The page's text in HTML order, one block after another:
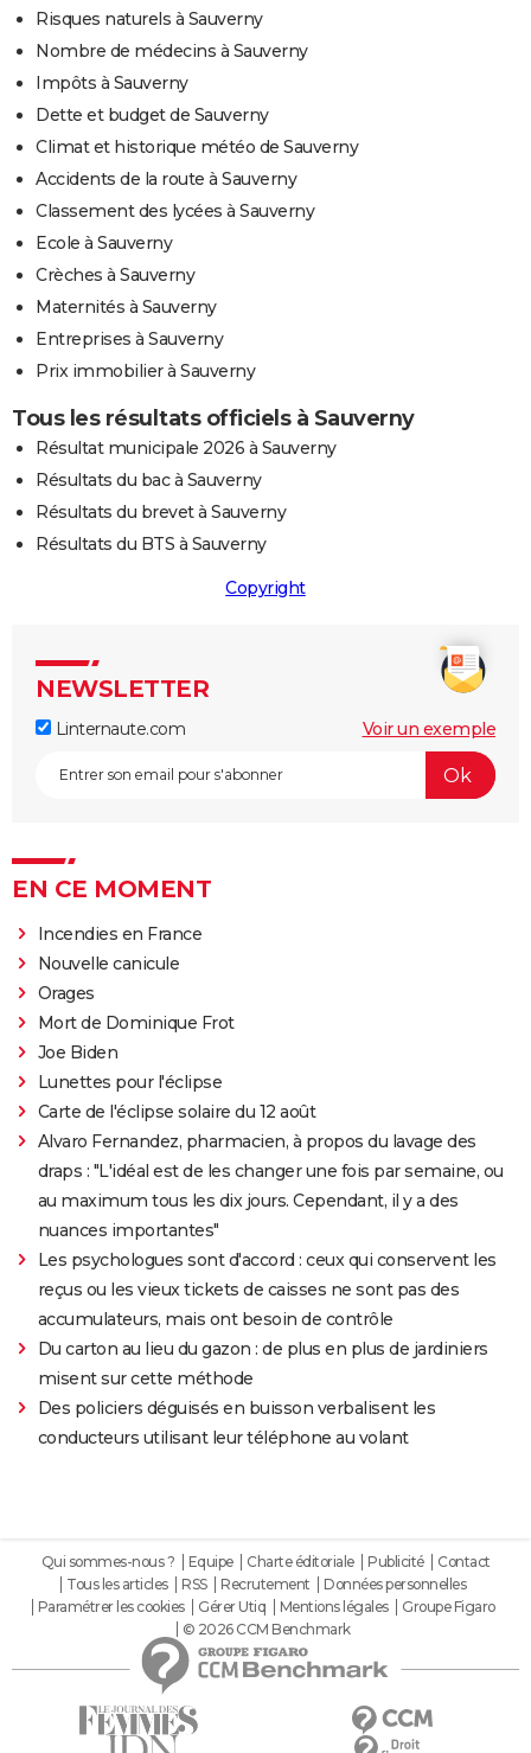
Risques naturels à Sauverny
Nombre de médecins à Sauverny
Impôts à Sauverny
Dette et budget de Sauverny
Climat et historique météo de Sauverny
Accidents de la route à Sauverny
Classement des lycées à Sauverny
Ecole à Sauverny
Crèches à Sauverny
Maternités à Sauverny
Entreprises à Sauverny
Prix immobilier à Sauverny
Tous les résultats officiels à Sauverny
Résultat municipale 2026 à Sauverny
Résultats du bac à Sauverny
Résultats du brevet à Sauverny
Résultats du BTS à Sauverny
Copyright
NEWSLETTER
Linternaute.com Voir un exemple
EN CE MOMENT
Incendies en France
Nouvelle canicule
Orages
Mort de Dominique Frot
Joe Biden
Lunettes pour l'éclipse
Carte de l'éclipse solaire du 12 août
Alvaro Fernandez, pharmacien, à propos du lavage des
draps : "L'idéal est de les changer une fois par semaine, ou
au maximum tous les dix jours. Cependant, il y a des
nuances importantes"
Les psychologues sont d'accord : ceux qui conservent les
reçus ou les vieux tickets de caisses ne sont pas des
accumulateurs, mais ont besoin de contrôle
Du carton au lieu du gazon : de plus en plus de jardiniers
misent sur cette méthode
Des policiers déguisés en buisson verbalisent les
conducteurs utilisant leur téléphone au volant
Qui sommes-nous ? Equipe Charte éditoriale Publicité
Contact
Tous les articles
RSS Recrutement
Données personnelles
Paramétrer les cookies
Gérer Utiq Mentions légales
Groupe Figaro
© 2026 CCM Benchmark